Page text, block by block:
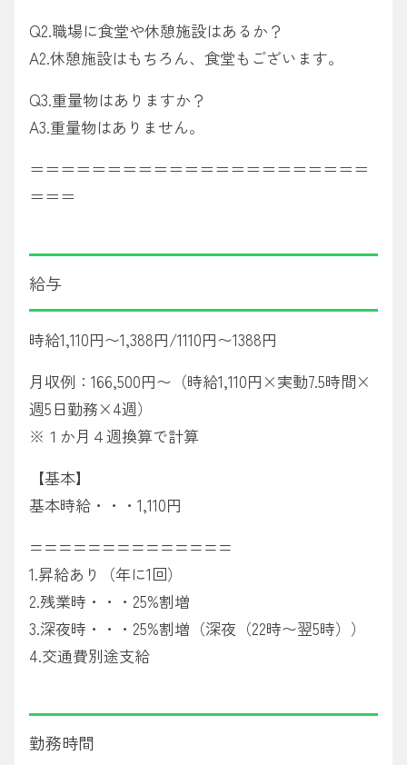
Q2.職場に食堂や休憩施設はあるか？
A2.休憩施設はもちろん、食堂もございます。
Q3.重量物はありますか？
A3.重量物はありません。
＝＝＝＝＝＝＝＝＝＝＝＝＝＝＝＝＝＝＝＝＝＝
＝＝＝
給与
時給1,110円〜1,388円/1110円〜1388円
月収例：166,500円〜（時給1,110円×実動7.5時間×
週5日勤務×4週）
※１か月４週換算で計算
【基本】
基本時給・・・1,110円
==============
1.昇給あり（年に1回）
2.残業時・・・25%割増
3.深夜時・・・25%割増（深夜（22時〜翌5時））
4.交通費別途支給
勤務時間